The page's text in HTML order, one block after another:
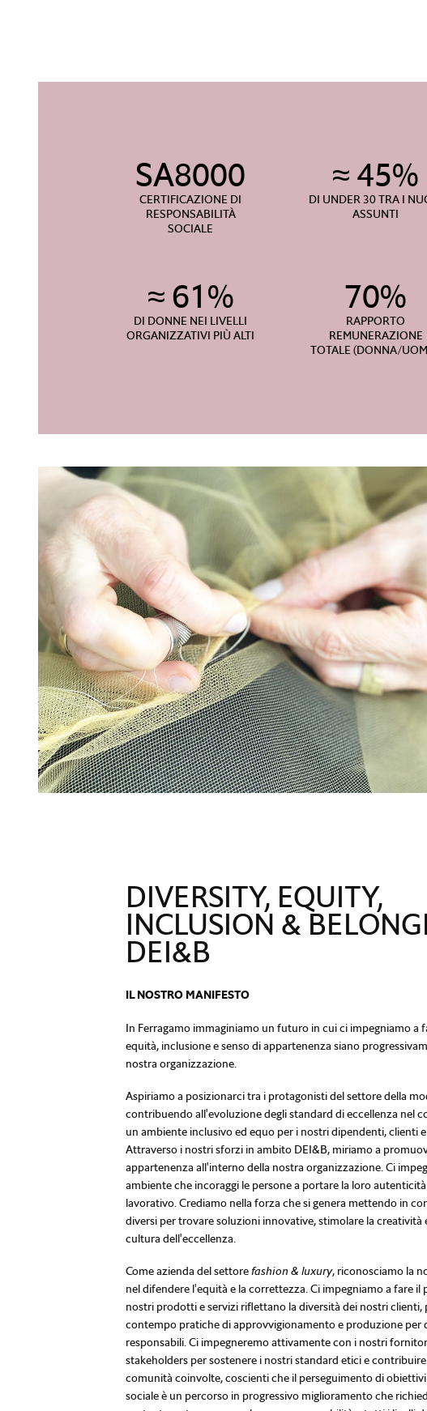
SA8000
CERTIFICAZIONE DI
RESPONSABILITÀ
SOCIALE
≈ 45%
DI UNDER 30 TRA I
ASSUNTI
≈ 61%
DI DONNE NEI LIVELLI
ORGANIZZATIVI PIÙ ALTI
70%
RAPPORTO
REMUNERAZIONE
TOTALE (DONNA/
DIVERSITY, EQUITY,
INCLUSION &
DEI&B
IL NOSTRO MANIFESTO
In Ferragamo immaginiamo un futuro in cui ci impegniamo a
equità, inclusione e senso di appartenenza siano
nostra organizzazione.
Aspiriamo a posizionarci tra i protagonisti del settore della
contribuendo all'evoluzione degli standard di eccellenza nel
un ambiente inclusivo ed equo per i nostri dipendenti, clienti
Attraverso i nostri sforzi in ambito DEI&B, miriamo a
appartenenza all'interno della nostra organizzazione. Ci
ambiente che incoraggi le persone a portare la loro
lavorativo. Crediamo nella forza che si genera mettendo in
diversi per trovare soluzioni innovative, stimolare la creatività
cultura dell'eccellenza.
Come azienda del settorefashion & luxury, riconosciamo la
nel difendere l'equità e la correttezza. Ci impegniamo a fare il
nostri prodotti e servizi riflettano la diversità dei nostri clienti,
contempo pratiche di approvvigionamento e produzione per
responsabili. Ci impegneremo attivamente con i nostri
stakeholders per sostenere i nostri standard etici e contribuire
comunità coinvolte, coscienti che il perseguimento di
sociale è un percorso in progressivo miglioramento che